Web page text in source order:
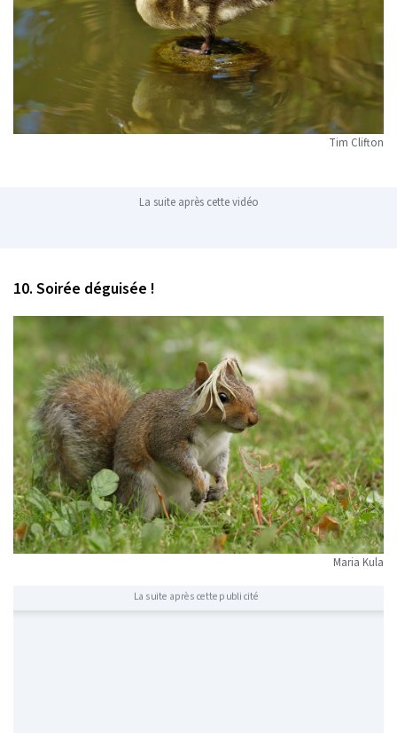
Tim Clifton
La suite après cette vidéo
10. Soirée déguisée !
Maria Kula
La suite après cette publicité